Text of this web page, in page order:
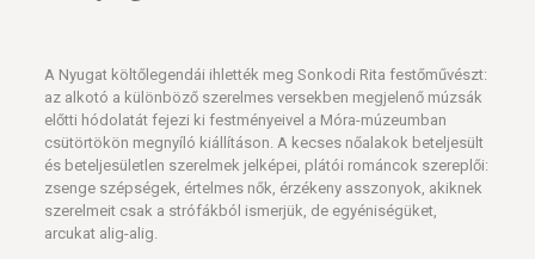
A Nyugat költőlegendái ihlették meg Sonkodi Rita festőművészt:
az alkotó a különböző szerelmes versekben megjelenő múzsák
előtti hódolatát fejezi ki festményeivel a Móra-múzeumban
csütörtökön megnyíló kiállításon. A kecses nőalakok beteljesült
és beteljesületlen szerelmek jelképei, plátói románcok szereplői:
zsenge szépségek, értelmes nők, érzékeny asszonyok, akiknek
szerelmeit csak a strófákból ismerjük, de egyéniségüket,
arcukat alig-alig.